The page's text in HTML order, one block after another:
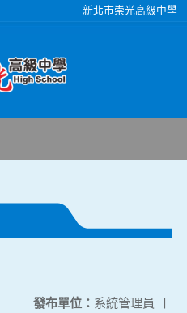
新北市崇光高級中學
發布單位： 系統管理員 |